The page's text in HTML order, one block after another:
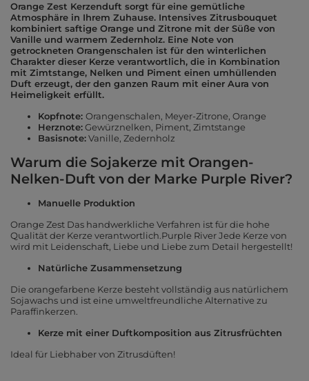
Orange Zest Kerzenduft sorgt für eine gemütliche
Atmosphäre in Ihrem Zuhause. Intensives Zitrusbouquet
kombiniert saftige Orange und Zitrone mit der Süße von
Vanille und warmem Zedernholz. Eine Note von
getrockneten Orangenschalen ist für den winterlichen
Charakter dieser Kerze verantwortlich, die in Kombination
mit Zimtstange, Nelken und Piment einen umhüllenden
Duft erzeugt, der den ganzen Raum mit einer Aura von
Heimeligkeit erfüllt.
Kopfnote: Orangenschalen, Meyer-Zitrone, Orange
Herznote:Gewürznelken, Piment, Zimtstange
Basisnote:Vanille, Zedernholz
Warum die Sojakerze mit Orangen-
Nelken-Duft von der Marke Purple River?
Manuelle Produktion
Orange Zest Das handwerkliche Verfahren ist für die hohe
Qualität der Kerze verantwortlich.Purple River Jede Kerze von
wird mit Leidenschaft, Liebe und Liebe zum Detail hergestellt!
Natürliche Zusammensetzung
Die orangefarbene Kerze besteht vollständig aus natürlichem
Sojawachs und ist eine umweltfreundliche Alternative zu
Paraffinkerzen.
Kerze mit einer Duftkomposition aus Zitrusfrüchten
Ideal für Liebhaber von Zitrusdüften!